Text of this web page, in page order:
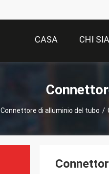
CASA CHI
Connettore di alluminio del tubo /